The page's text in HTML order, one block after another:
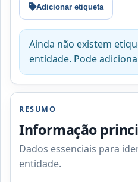
Adicionar etiqueta
Ainda não existem
entidade. Pode
RESUMO
Informação
Dados essenciais para
entidade.